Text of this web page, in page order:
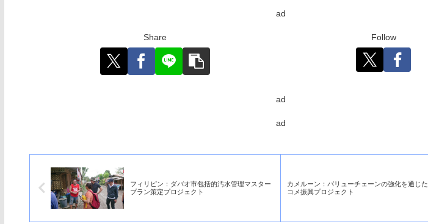
ad
Share Follow
ad
ad
フィリピン：ダバオ市包括的汚水管理マスター
プラン策定プロジェクト
カメルーン：バリューチェーンの強化を通じた
コメ振興プロジェクト